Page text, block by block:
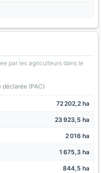
par les agriculteurs dans le
(PAC)
72 202,2 ha
23 923,5 ha
2 016 ha
1 675,3 ha
844,5 ha